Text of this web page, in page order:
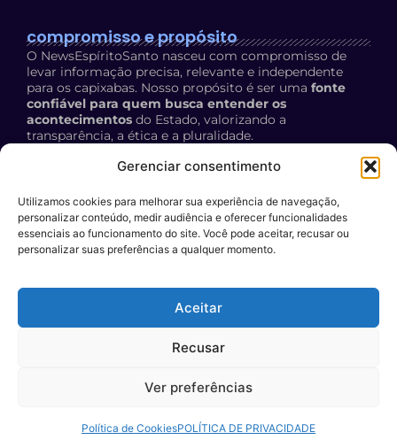
Gerenciar consentimento
Utilizamos cookies para melhorar sua experiência de navegação,
personalizar conteúdo, medir audiência e oferecer funcionalidades
essenciais ao funcionamento do site. Você pode aceitar, recusar ou
personalizar suas preferências a qualquer momento.
Aceitar
Recusar
Ver preferências
Política de CookiesPOLÍTICA DE PRIVACIDADE
compromisso e propósito
O NewsEspíritoSanto nasceu com compromisso de
levar informação precisa, relevante e independente
para os capixabas. Nosso propósito é ser uma fonte
confiável para quem busca entender os
acontecimentos do Estado, valorizando a
transparência, a ética e a pluralidade.
Política de Privacidade: acesse aqui
contato
E-mail:
contato@newsespiritosanto.com.br
WhatsApp:
Participe do conteúdo do News ES